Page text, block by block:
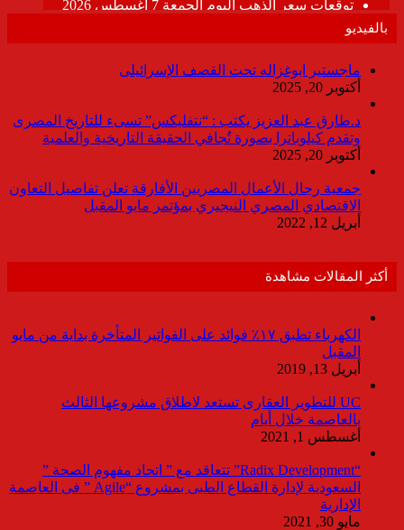
بالفيديو
ماجستير ابوغزاله تحت القصف الإسرائيلى
أكتوبر 20, 2025
د.طارق عبد العزيز يكتب : “نتفليكس” تسىء للتاريخ المصرى
وتقدم كيلوباترا بصورة تُجافي الحقيقة التاريخية والعلمية
أكتوبر 20, 2025
جمعية رجال الأعمال المصريين الأفارقة تعلن تفاصيل التعاون
الاقتصادي المصري النيجيري بمؤتمر مايو المقبل
أبريل 12, 2022
أكثر المقالات مشاهدة
الكهرباء تطبق ١٧٪ فوائد على الفواتير المتأخرة بداية من مايو
المقبل
أبريل 13, 2019
UC للتطوير العقارى تستعد لاطلاق مشروعها الثالث
بالعاصمة خلال أيام
أغسطس 1, 2021
“Radix Development” تتعاقد مع ” اتحاد مفهوم الصحة ”
السعودية لإدارة القطاع الطبى بمشروع “Agile ” فى العاصمة
الإدارية
مايو 30, 2021